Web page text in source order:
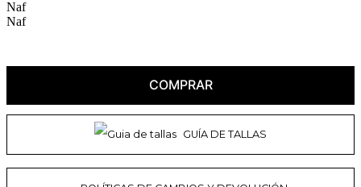
COMPRAR
GUÍA DE TALLAS